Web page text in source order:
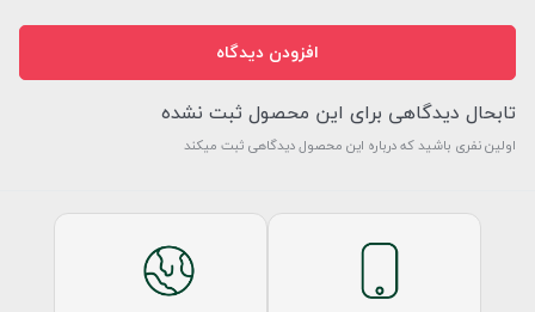
افزودن دیدگاه
تابحال دیدگاهی برای این محصول ثبت نشده
اولین نفری باشید که درباره این محصول دیدگاهی ثبت میکند